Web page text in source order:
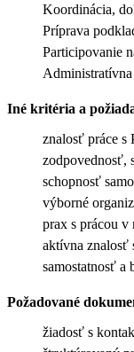
Koordinácia,
Príprava
Participovanie
Iné kritéria a
znalosť práce s
zodpovednosť,
schopnosť
výborné
prax s prácou v
aktívna znalosť
samostatnosť a
Požadované
žiadosť s